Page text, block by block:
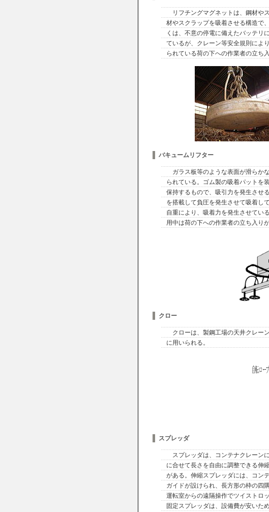
リフチングマグネットは、鋼材や
材やスクラップを吸着させる構造で
くは、不意の停電に備えたバッテリ
ているが、クレーン等安全規則によ
られている荷の下への作業者の立ち
バキュームリフター
ガラス板等のような表面が滑らか
られている。ゴム製の吸着パットを
保持するもので、吸引力を発生させ
を搭載して負圧を発生させて吸着し
自重により、吸着力を発生させてい
用中は荷の下への作業者の立ち入り
クロー
クローは、製鋼工場の天井クレー
に用いられる。
スプレッダ
スプレッダは、コンテナクレーン
に合せて長さを自由に調整できる伸
がある。伸縮スプレッダには、コン
ガイドが設けられ、長方形の枠の四
運転室からの遠隔操作でツイストロ
固定スプレッダは、設備費が安いた